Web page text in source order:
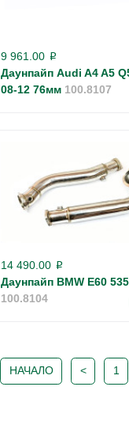
9 961.00 p
Даунпайп Audi A4 A5
08-12 76мм 100.8107
14 490.00 p
Даунпайп BMW E60
100.8104
НАЧАЛО < 1